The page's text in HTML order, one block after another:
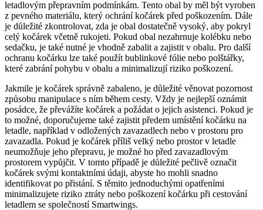
letadlovým přepravním podmínkám. Tento obal by měl být vyroben
z pevného materiálu, který ochrání kočárek před poškozením. Dále
je důležité zkontrolovat, zda je obal dostatečně vysoký, aby pokryl
celý kočárek včetně rukojeti. Pokud obal nezahrnuje kolébku nebo
sedačku, je také nutné je vhodně zabalit a zajistit v obalu. Pro další
ochranu kočárku lze také použít bublinkové fólie nebo polštářky,
které zabrání pohybu v obalu a minimalizují riziko poškození.
Jakmile je kočárek správně zabaleno, je důležité věnovat pozornost
způsobu manipulace s ním během cesty. Vždy je nejlepší oznámit
posádce, že převážíte kočárek a požádat o jejich asistenci. Pokud je
to možné, doporučujeme také zajistit předem umístění kočárku na
letadle, například v odložených zavazadlech nebo v prostoru pro
zavazadla. Pokud je kočárek příliš velký nebo prostor v letadle
neumožňuje jeho přepravu, je možné ho před zavazadlovým
prostorem vypůjčit. V tomto případě je důležité pečlivě označit
kočárek svými kontaktními údaji, abyste ho mohli snadno
identifikovat po přistání. S těmito jednoduchými opatřeními
minimalizujete riziko ztráty nebo poškození kočárku při cestování
letadlem se společností Smartwings.